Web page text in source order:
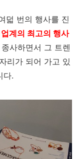
덟 번의 행사를 진
계의 최고의 행사
사하면서 그 트렌
리가 되어 가고 있
다.